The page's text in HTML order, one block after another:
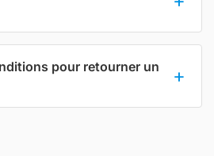
pour retourner un